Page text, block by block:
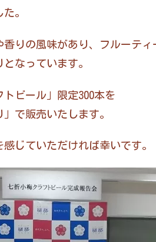
。
香りの風味があり、フルーティ
なっています。
ビール」限定300本を
」で販売いたします。
じていただければ幸いです。